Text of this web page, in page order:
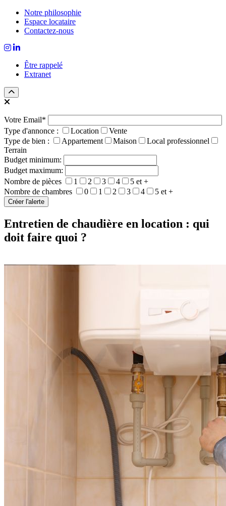
Notre philosophie
Espace locataire
Contactez-nous
Être rappelé
Extranet
Votre Email*
Type d'annonce :
Location
Vente
Type de bien :
Appartement Maison
Local professionnel
Terrain
Budget minimum:
Budget maximum:
Nombre de pièces
1 2 3 4
5 et +
Nombre de chambres
0 1 2 3 4 5 et +
Entretien de chaudière en location : qui
doit faire quoi ?